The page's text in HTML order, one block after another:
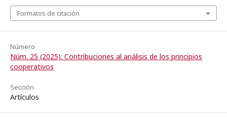
Formatos de citación
Número
Núm. 25 (2025): Contribuciones al análisis de los principios
cooperativos
Sección
Artículos